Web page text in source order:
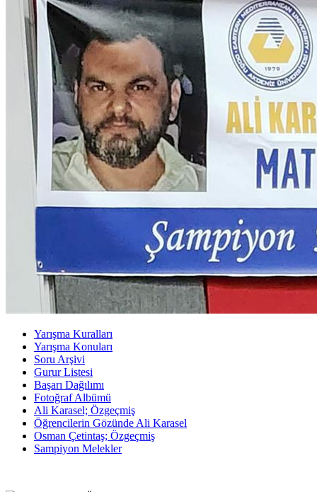
Yarışma Kuralları
Yarışma Konuları
Soru Arşivi
Gurur Listesi
Başarı Dağılımı
Fotoğraf Albümü
Ali Karasel; Özgeçmiş
Öğrencilerin Gözünde Ali Karasel
Osman Çetintaş; Özgeçmiş
Sampiyon Melekler